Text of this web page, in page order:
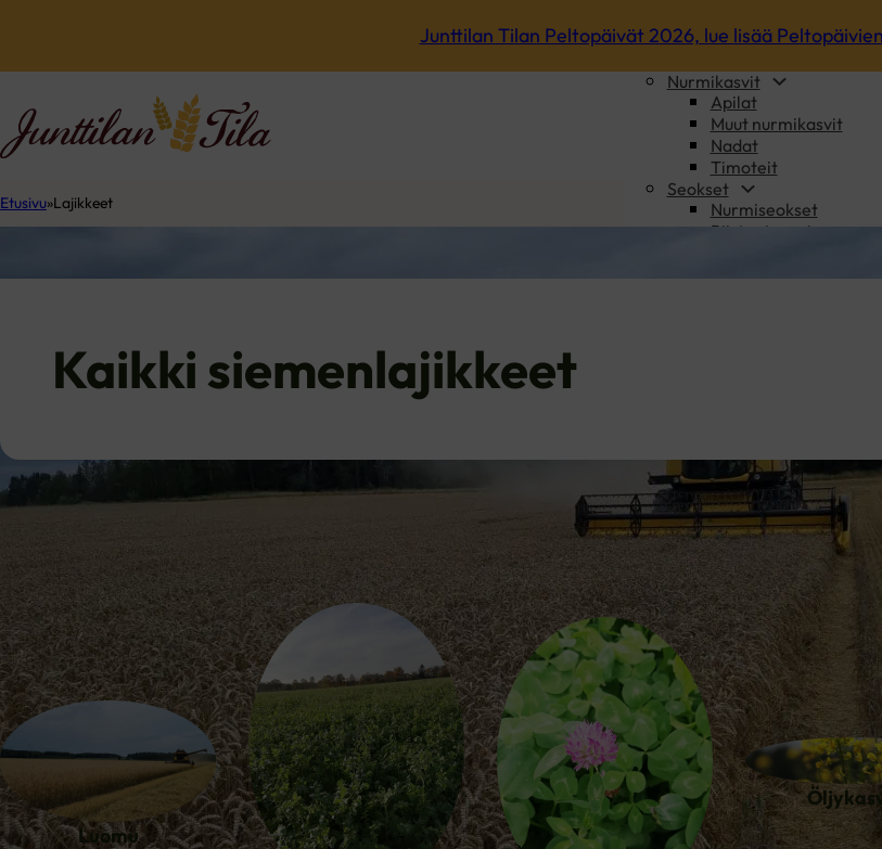
Junttilan Tilan Peltopäivät 2026, lue lisää
Kevätrypsit
Nurmikasvit
Apilat
Muut nurmikasvit
Nadat
Timoteit
Seokset
Nurmiseokset
Riista- ja
Maanparannus- ja
Etusivu Lajikkeet
Kaikki siemenlajikkeet
Selaa tuotekategorioita
Luomu